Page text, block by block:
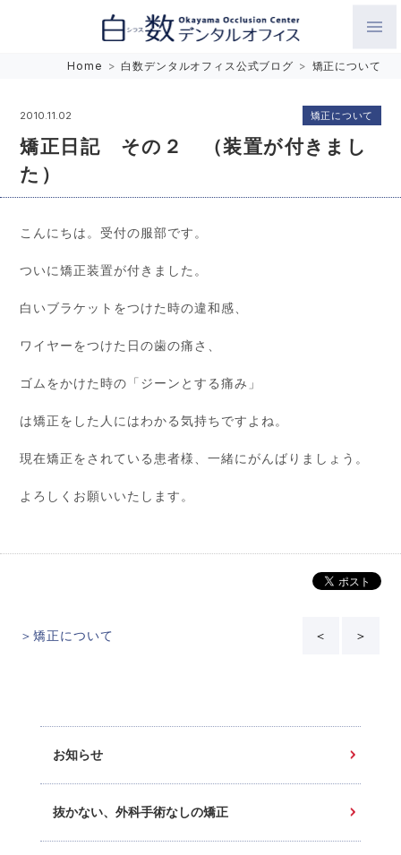
Home > 白数デンタルオフィス公式ブログ > 矯正について
2010.11.02
矯正日記 その２ （装置が付きまし
た）
矯正について
こんにちは。受付の服部です。
ついに矯正装置が付きました。
白いブラケットをつけた時の違和感、
ワイヤーをつけた日の歯の痛さ、
ゴムをかけた時の「ジーンとする痛み」
は矯正をした人にはわかる気持ちですよね。
現在矯正をされている患者様、一緒にがんばりましょう。
よろしくお願いいたします。
＞矯正について ＜ ＞
お知らせ
抜かない、外科手術なしの矯正